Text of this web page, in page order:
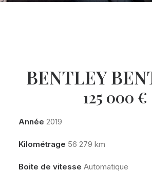
BENTLEY
125 000 €
Année 2019
Kilométrage 56 279 km
Boite de vitesse Automatique